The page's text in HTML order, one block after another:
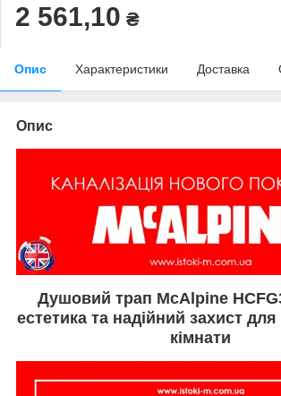
2 561,10 ₴
Опис Характеристики Доставка
Опис
Душовий трап McAlpine
естетика та надійний захист
кімнати